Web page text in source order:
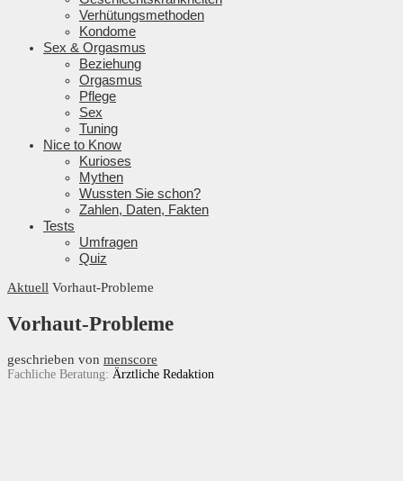
Verhütungsmethoden
Kondome
Sex & Orgasmus
Beziehung
Orgasmus
Pflege
Sex
Tuning
Nice to Know
Kurioses
Mythen
Wussten Sie schon?
Zahlen, Daten, Fakten
Tests
Umfragen
Quiz
Aktuell Vorhaut-Probleme
Vorhaut-Probleme
geschrieben von menscore
Fachliche Beratung: Ärztliche Redaktion